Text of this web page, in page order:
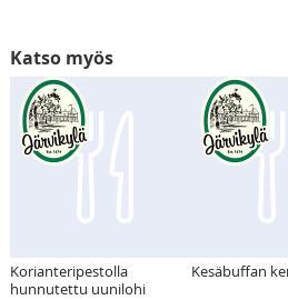
Katso myös
Korianteripestolla
hunnutettu uunilohi
Kesäbuffan